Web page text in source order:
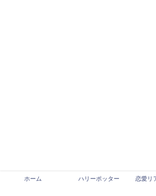
ホーム ハリーポッター
恋愛リ